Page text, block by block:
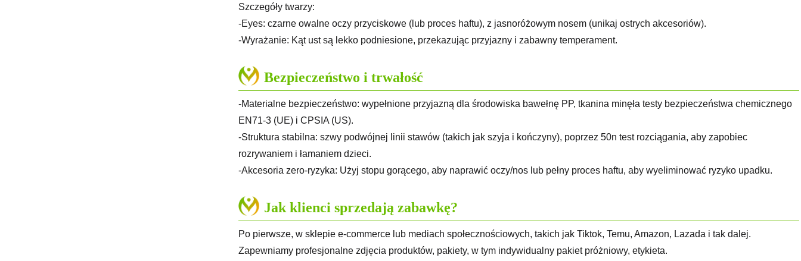
Szczegóły twarzy:
-Eyes: czarne owalne oczy przyciskowe (lub proces haftu), z jasnoróżowym nosem (unikaj ostrych akcesoriów).
-Wyrażanie: Kąt ust są lekko podniesione, przekazując przyjazny i zabawny temperament.
Bezpieczeństwo i trwałość
-Materialne bezpieczeństwo: wypełnione przyjazną dla środowiska bawełnę PP, tkanina minęła testy bezpieczeństwa chemicznego
EN71-3 (UE) i CPSIA (US).
-Struktura stabilna: szwy podwójnej linii stawów (takich jak szyja i kończyny), poprzez 50n test rozciągania, aby zapobiec
rozrywaniem i łamaniem dzieci.
-Akcesoria zero-ryzyka: Użyj stopu gorącego, aby naprawić oczy/nos lub pełny proces haftu, aby wyeliminować ryzyko upadku.
Jak klienci sprzedają zabawkę?
Po pierwsze, w sklepie e-commerce lub mediach społecznościowych, takich jak Tiktok, Temu, Amazon, Lazada i tak dalej.
Zapewniamy profesjonalne zdjęcia produktów, pakiety, w tym indywidualny pakiet próżniowy, etykieta.